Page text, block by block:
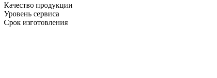
Качество продукции
Уровень сервиса
Срок изготовления